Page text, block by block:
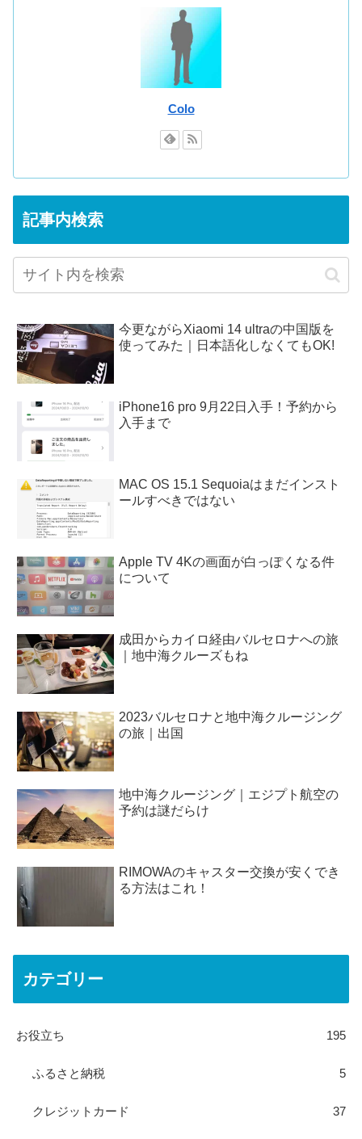
Colo
記事内検索
今更ながらXiaomi 14 ultraの中国版を
使ってみた｜日本語化しなくてもOK!
iPhone16 pro 9月22日入手！予約から
入手まで
MAC OS 15.1 Sequoiaはまだインスト
ールすべきではない
Apple TV 4Kの画面が白っぽくなる件
について
成田からカイロ経由バルセロナへの旅
｜地中海クルーズもね
2023バルセロナと地中海クルージング
の旅｜出国
地中海クルージング｜エジプト航空の
予約は謎だらけ
RIMOWAのキャスター交換が安くでき
る方法はこれ！
カテゴリー
お役立ち 195
ふるさと納税 5
クレジットカード 37